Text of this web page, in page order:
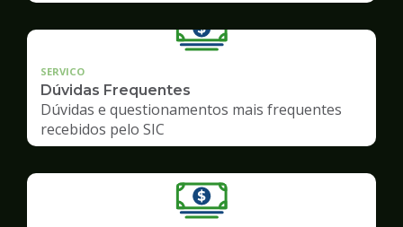
SERVICO
Dúvidas Frequentes
Dúvidas e questionamentos mais frequentes
recebidos pelo SIC